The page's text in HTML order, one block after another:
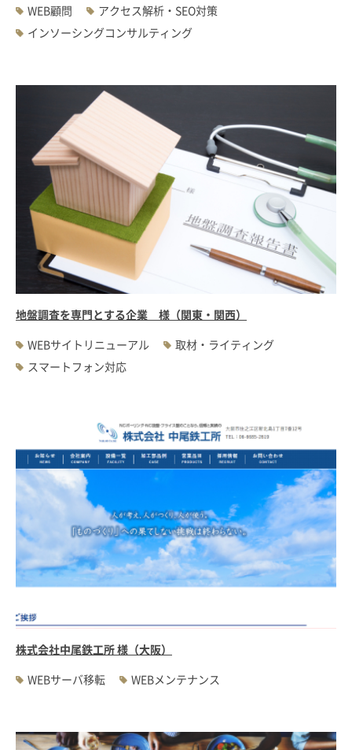
WEB顧問
アクセス解析・SEO対策
インソーシングコンサルティング
地盤調査を専門とする企業 様（関東・関西）
WEBサイトリニューアル
取材・ライティング
スマートフォン対応
株式会社中尾鉄工所 様（大阪）
WEBサーバ移転
WEBメンテナンス